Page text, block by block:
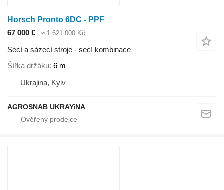
Horsch Pronto 6DC - PPF
67 000 €
≈ 1 621 000 Kč
Secí a sázecí stroje - secí kombinace
Šířka držáku 6 m
Ukrajina, Kyiv
AGROSNAB UKRAYiNA